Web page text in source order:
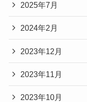
2025年7月
2024年2月
2023年12月
2023年11月
2023年10月